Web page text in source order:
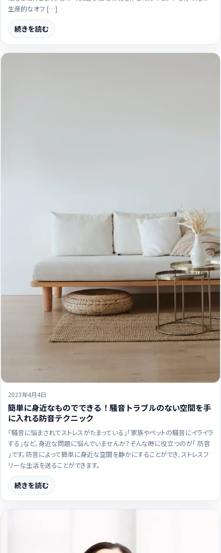
生産的なオフ […]
続きを読む
2023年4月4日
簡単に身近なものでできる！騒音トラブルのない空間を手
に入れる防音テクニック
「騒音に悩まされてストレスがたまっている」「家族やペットの騒音にイライラ
する」など、身近な問題に悩んでいませんか？そんな時に役立つのが「 防音
」です。防音によって簡単に身近な空間を静かにすることができ、ストレスフ
リーな生活を送ることができます。
続きを読む